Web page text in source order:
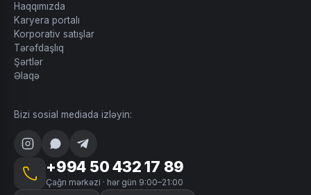
Haqqımızda
Karyera portalı
Korporativ satışlar
Tərəfdaşlıq
Şərtlər
Əlaqə
Bizi sosial mediada izləyin:
+994 50 432 17 89
Çağrı mərkəzi · hər gün 9:00–21:00